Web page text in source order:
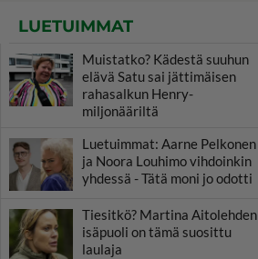
LUETUIMMAT
Muistatko? Kädestä suuhun
elävä Satu sai jättimäisen
rahasalkun Henry-
miljonääriltä
Luetuimmat: Aarne Pelkonen
ja Noora Louhimo vihdoinkin
yhdessä - Tätä moni jo odotti
Tiesitkö? Martina Aitolehden
isäpuoli on tämä suosittu
laulaja